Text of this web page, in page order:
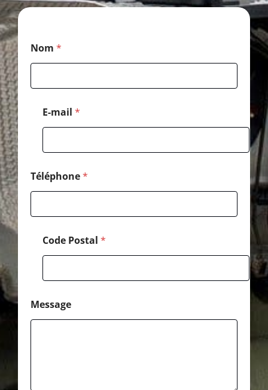
Nom *
E-mail *
*
*
Téléphone*
Code Postal *
Message